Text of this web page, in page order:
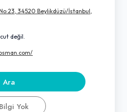
34520 Beylikdüzü/İstanbul,
değil.
Ara
Bilgi Yok